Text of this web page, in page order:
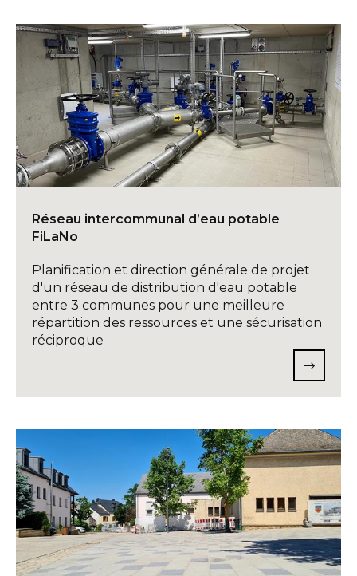
Réseau intercommunal d’eau potable
FiLaNo
Planification et direction générale de projet
d'un réseau de distribution d'eau potable
entre 3 communes pour une meilleure
répartition des ressources et une sécurisation
réciproque